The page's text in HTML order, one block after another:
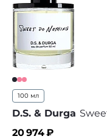
100 мл
D.S. & Durga
20 974₽